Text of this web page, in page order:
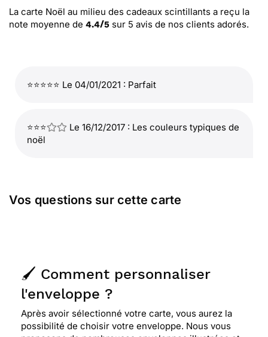
La carte Noël au milieu des cadeaux scintillants a reçu la
note moyenne de 4.4/5 sur 5 avis de nos clients adorés.
⭐⭐⭐⭐⭐ Le 04/01/2021 : Parfait
⭐⭐⭐
Le 16/12/2017 : Les couleurs typiques de
noël
Vos questions sur cette carte
🖌️ Comment personnaliser
l'enveloppe ?
Après avoir sélectionné votre carte, vous aurez la
possibilité de choisir votre enveloppe. Nous vous